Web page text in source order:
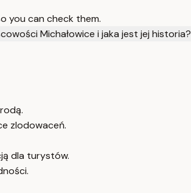
you can check them.
Michałowice i jaka jest jej historia?
zlodowaceń.
dla turystów.